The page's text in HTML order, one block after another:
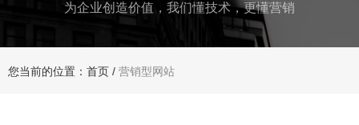
为企业创造价值，我们懂技术，更懂营销
您当前的位置：首页 / 营销型网站